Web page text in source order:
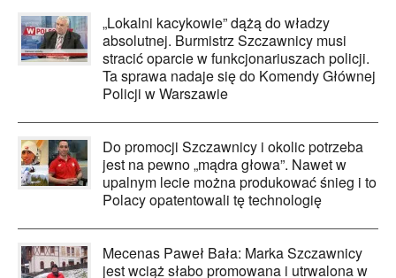
„Lokalni kacykowie” dążą do władzy
absolutnej. Burmistrz Szczawnicy musi
stracić oparcie w funkcjonariuszach policji.
Ta sprawa nadaje się do Komendy Głównej
Policji w Warszawie
Do promocji Szczawnicy i okolic potrzeba
jest na pewno „mądra głowa”. Nawet w
upalnym lecie można produkować śnieg i to
Polacy opatentowali tę technologię
Mecenas Paweł Bała: Marka Szczawnicy
jest wciąż słabo promowana i utrwalona w